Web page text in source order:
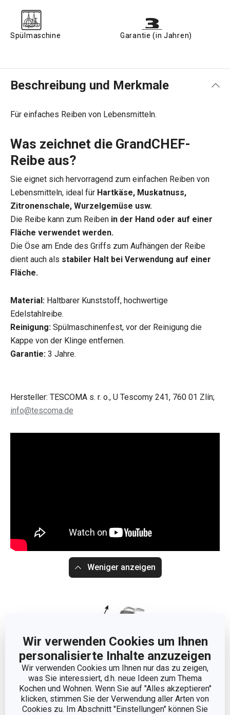
Wir verwenden Cookies um Ihnen
personalisierte Inhalte anzuzeigen
Wir verwenden Cookies um Ihnen nur das zu zeigen,
was Sie interessiert, d.h. neue Ideen zum Thema
Kochen und Wohnen. Wenn Sie auf "Alles akzeptieren"
klicken, stimmen Sie der Verwendung aller Arten von
Cookies zu. Im Abschnitt "Einstellungen" können Sie
Spülmaschine Garantie (in Jahren)
Beschreibung und Merkmale
Für einfaches Reiben von Lebensmitteln.
Was zeichnet die GrandCHEF-
Reibe aus?
Sie eignet sich hervorragend zum einfachen Reiben von
Lebensmitteln, ideal für Hartkäse, Muskatnuss,
Zitronenschale, Wurzelgemüse usw.
Die Reibe kann zum Reiben in der Hand oder auf einer
Fläche verwendet werden.
Die Öse am Ende des Griffs zum Aufhängen der Reibe
dient auch als stabiler Halt bei Verwendung auf einer
Fläche.
Material: Haltbarer Kunststoff, hochwertige
Edelstahlreibe.
Reinigung: Spülmaschinenfest, vor der Reinigung die
Kappe von der Klinge entfernen.
Garantie: 3 Jahre.
Hersteller: TESCOMA s. r. o., U Tescomy 241, 760 01 Zlín;
info@tescoma.de
Weniger anzeigen